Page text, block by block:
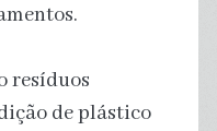
resíduos
de plástico